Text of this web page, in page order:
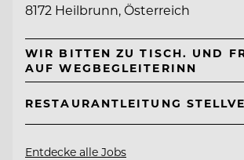
8172 Heilbrunn, Österreich
WIR BITTEN ZU TISCH. UND
AUF WEGBEGLEITERINN
RESTAURANTLEITUNG
Entdecke alle Jobs